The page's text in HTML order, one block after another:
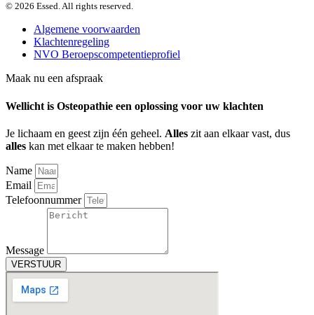
© 2026 Essed. All rights reserved.
Algemene voorwaarden
Klachtenregeling
NVO Beroepscompetentieprofiel
Maak nu een afspraak
Wellicht is Osteopathie een oplossing voor uw klachten
Je lichaam en geest zijn één geheel. Alles zit aan elkaar vast, dus
alles kan met elkaar te maken hebben!
Name
Email
Telefoonnummer
Message
VERSTUUR